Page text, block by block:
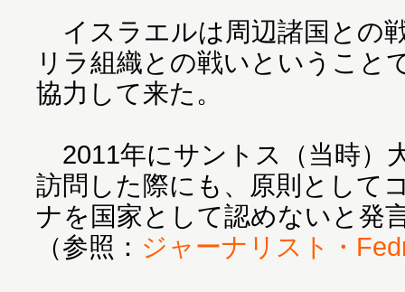
イスラエルは周辺諸国との
リラ組織との戦いということ
協力して来た。
2011年にサントス（当時）
訪問した際にも、原則として
ナを国家として認めないと発
（参照： ジャーナリスト・